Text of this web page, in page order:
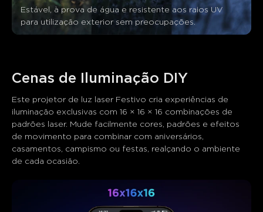
Estável, à prova de água e resistente aos raios UV
para utilização exterior sem preocupações.
Cenas de Iluminação DIY
Este projetor de luz laser Festivo cria experiências de
iluminação exclusivas com 16 × 16 × 16 combinações de
padrões laser. Mude facilmente cores, padrões e efeitos
de movimento para combinar com aniversários,
casamentos, campismo ou festas, realçando o ambiente
de cada ocasião.